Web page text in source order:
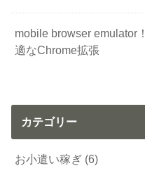
mobile browser emulator
適なChrome拡張
カテゴリー
お小遣い稼ぎ (6)